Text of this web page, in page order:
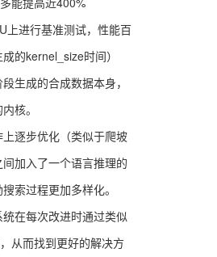
进行基准测试，性能百
的kernel_size时间）
成的合成数据本身，
核。
逐步优化（类似于爬坡
加入了一个语言推理的
索过程更加多样化。
在每次改进时通过类似
从而找到更好的解决方